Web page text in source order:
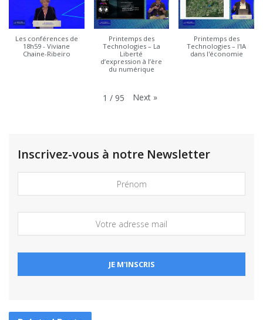
Les conférences de
18h59 - Viviane
Chaine-Ribeiro
Printemps des
Technologies – La
Liberté
d’expression à l’ère
du numérique
Printemps des
Technologies – l'IA
dans l'économie
1 / 95 Next »
Inscrivez-vous à notre Newsletter